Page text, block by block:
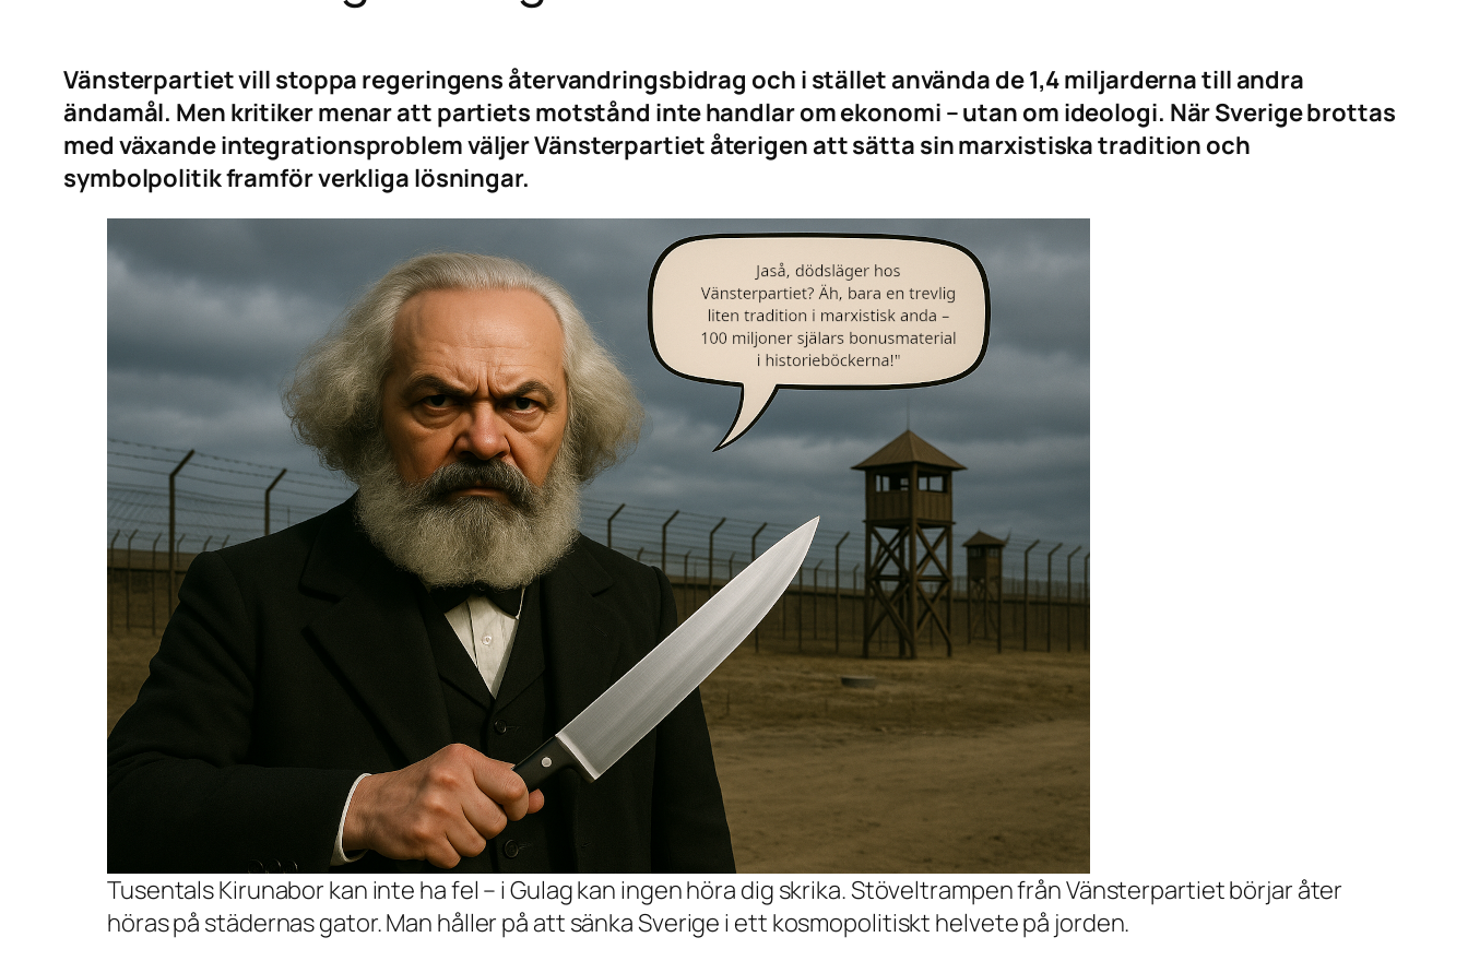
Vänsterpartiet vill stoppa regeringens återvandringsbidrag och i stället använda de 1,4 miljarderna till andra
ändamål. Men kritiker menar att partiets motstånd inte handlar om ekonomi – utan om ideologi. När Sverige brottas
med växande integrationsproblem väljer Vänsterpartiet återigen att sätta sin marxistiska tradition och
symbolpolitik framför verkliga lösningar.
Tusentals Kirunabor kan inte ha fel – i Gulag kan ingen höra dig skrika. Stöveltrampen från Vänsterpartiet börjar åter
höras på städernas gator. Man håller på att sänka Sverige i ett kosmopolitiskt helvete på jorden.